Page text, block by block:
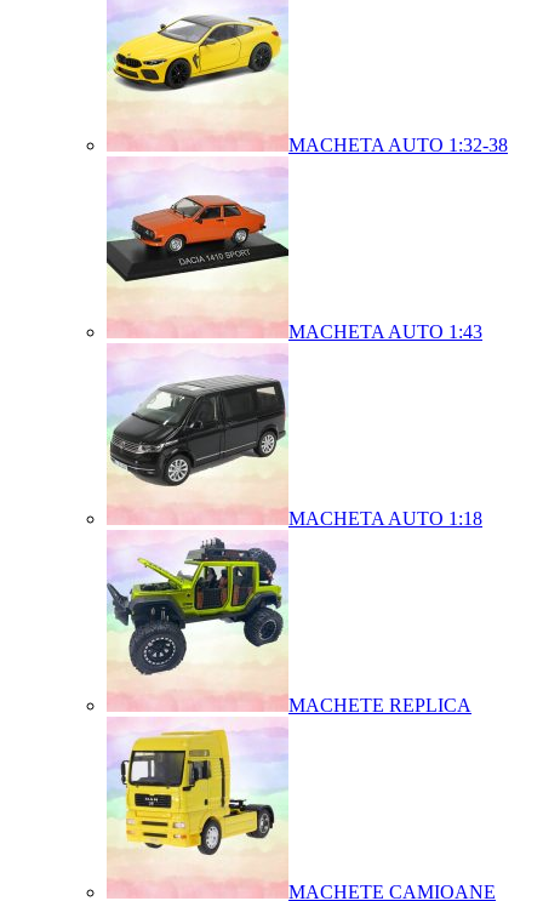
MACHETA AUTO 1:32-38
MACHETA AUTO 1:43
MACHETA AUTO 1:18
MACHETE REPLICA
MACHETE CAMIOANE